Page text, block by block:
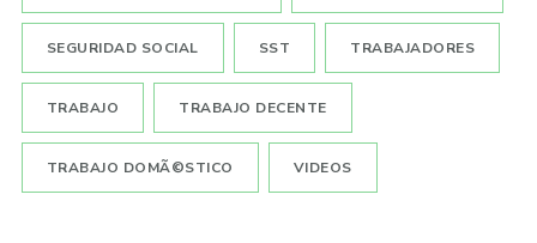
SEGURIDAD SOCIAL SST TRABAJADORES
TRABAJO TRABAJO DECENTE
TRABAJO DOMÃ©STICO VIDEOS